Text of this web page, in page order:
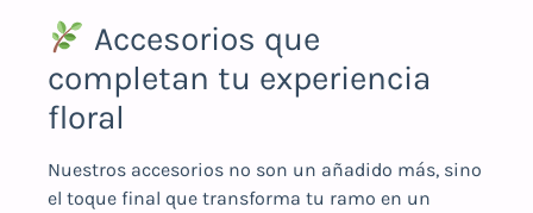
Accesorios que
completan tu experiencia
floral
Nuestros accesorios no son un añadido más, sino
el toque final que transforma tu ramo en un